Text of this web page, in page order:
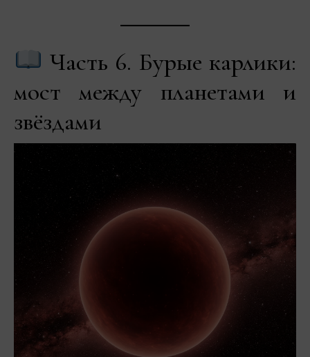
Часть 6. Бурые карлики:
мост между планетами и
звёздами